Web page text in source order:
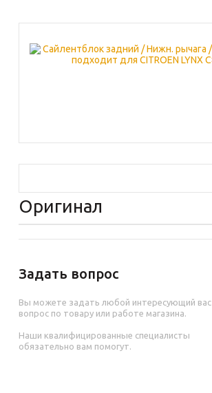
Оригинал
Задать вопрос
Вы можете задать любой интересующий вас
вопрос по товару или работе магазина.
Наши квалифицированные специалисты
обязательно вам помогут.